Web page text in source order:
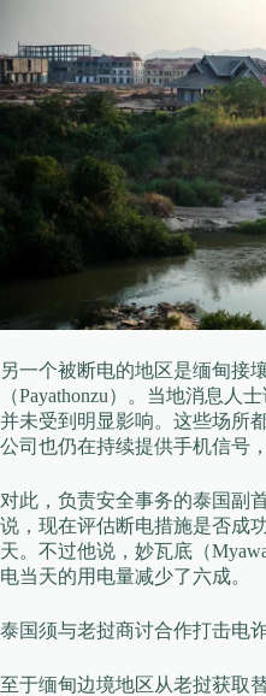
另一个被断电的地区是缅甸接
（Payathonzu）。当地消息人
并未受到明显影响。这些场所
公司也仍在持续提供手机信号
对此，负责安全事务的泰国副
说，现在评估断电措施是否成
天。不过他说，妙瓦底（
电当天的用电量减少了六成。
泰国须与老挝商讨合作打击电
至于缅甸边境地区从老挝获取